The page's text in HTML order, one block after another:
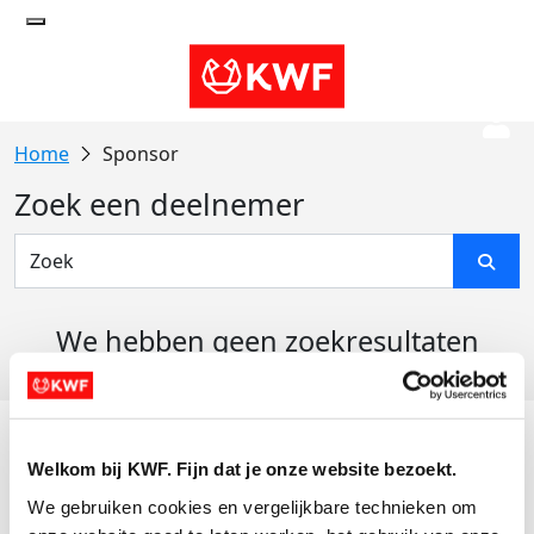
Welkom bij KWF. Fijn dat je onze website bezoekt.
We gebruiken cookies en vergelijkbare technieken om
Sponsor
Zoek een deelnemer
We hebben geen zoekresultaten
Actiematerialen
Evenementen